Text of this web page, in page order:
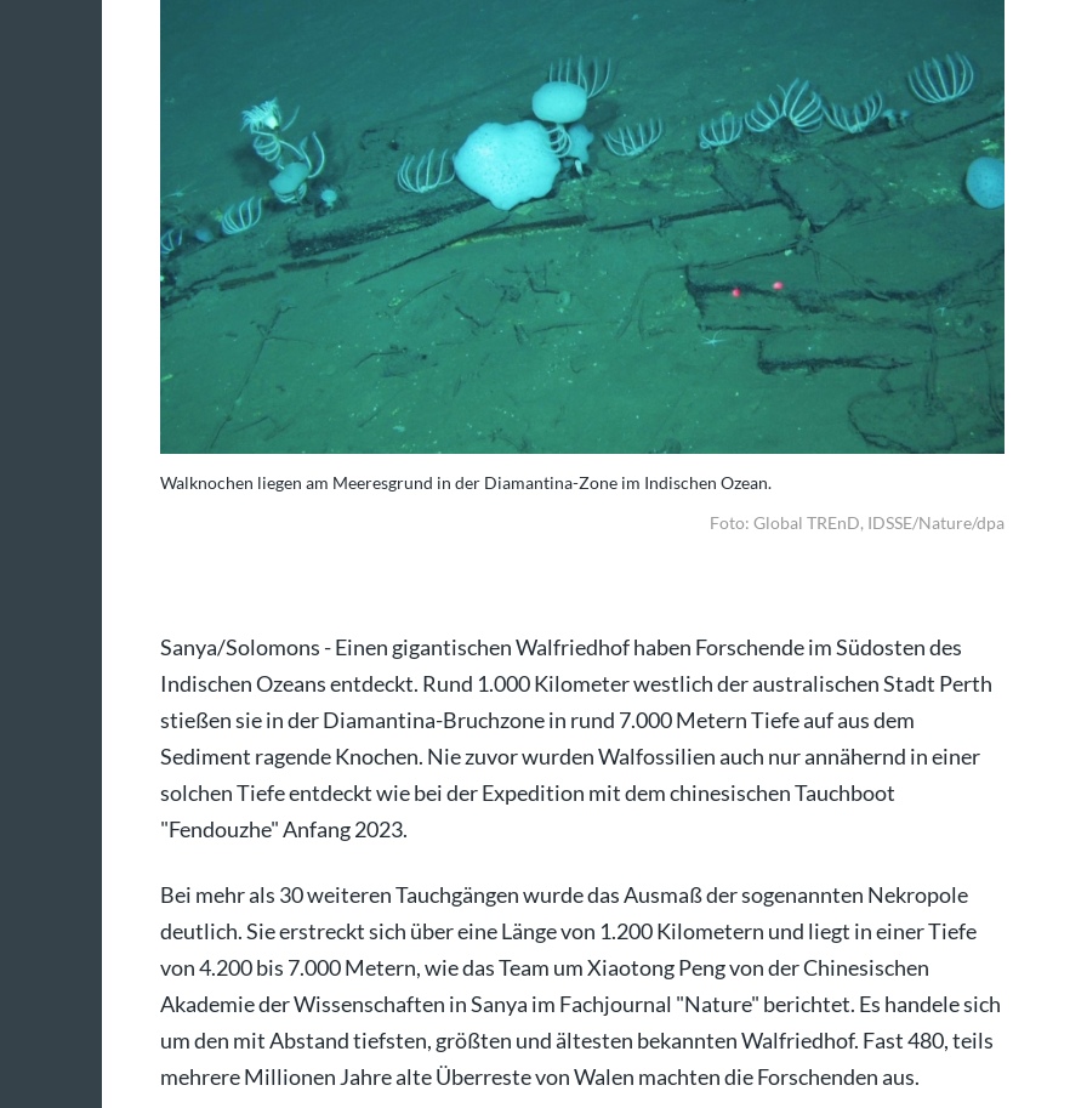
Walknochen liegen am Meeresgrund in der Diamantina-Zone im Indischen Ozean.
Foto: Global TREnD, IDSSE/Nature/dpa
Sanya/Solomons - Einen gigantischen Walfriedhof haben Forschende im Südosten des
Indischen Ozeans entdeckt. Rund 1.000 Kilometer westlich der australischen Stadt Perth
stießen sie in der Diamantina-Bruchzone in rund 7.000 Metern Tiefe auf aus dem
Sediment ragende Knochen. Nie zuvor wurden Walfossilien auch nur annähernd in einer
solchen Tiefe entdeckt wie bei der Expedition mit dem chinesischen Tauchboot
"Fendouzhe" Anfang 2023.
Bei mehr als 30 weiteren Tauchgängen wurde das Ausmaß der sogenannten Nekropole
deutlich. Sie erstreckt sich über eine Länge von 1.200 Kilometern und liegt in einer Tiefe
von 4.200 bis 7.000 Metern, wie das Team um Xiaotong Peng von der Chinesischen
Akademie der Wissenschaften in Sanya im Fachjournal "Nature" berichtet. Es handele sich
um den mit Abstand tiefsten, größten und ältesten bekannten Walfriedhof. Fast 480, teils
mehrere Millionen Jahre alte Überreste von Walen machten die Forschenden aus.